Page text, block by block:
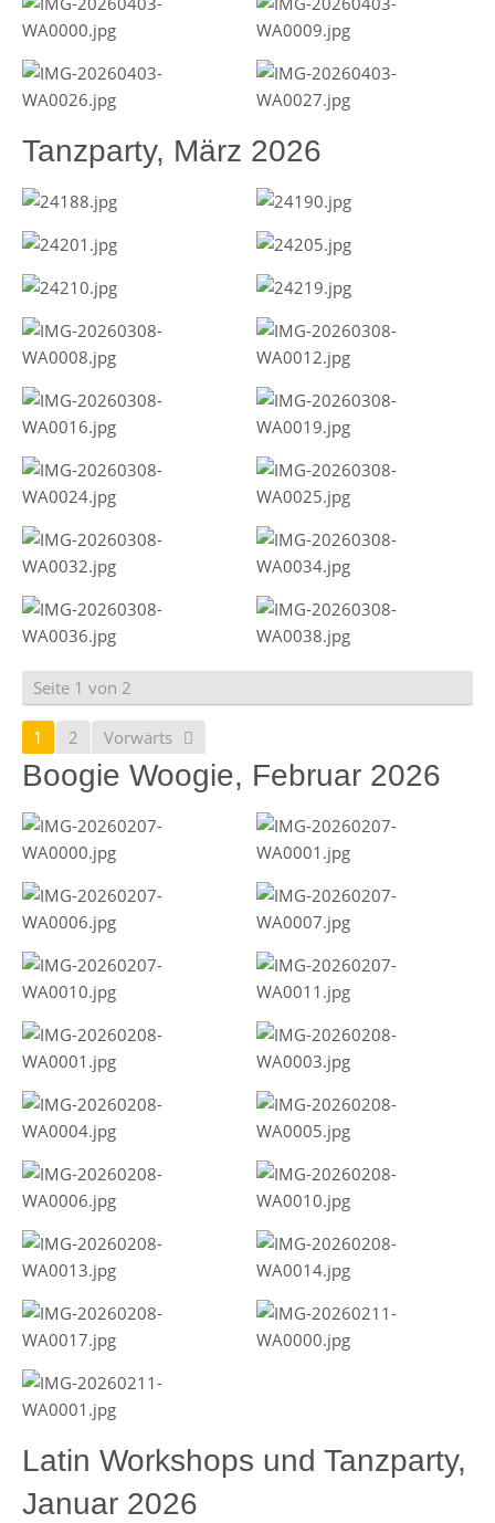
Tanzparty, März 2026
Seite 1 von 2
1 2 Vorwärts
Boogie Woogie, Februar 2026
Latin Workshops und Tanzparty,
Januar 2026